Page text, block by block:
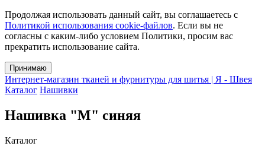
Продолжая использовать данный сайт, вы соглашаетесь с
Политикой использования cookie-файлов. Если вы не
согласны с каким-либо условием Политики, просим вас
прекратить использование сайта.
Принимаю
Интернет-магазин тканей и фурнитуры для шитья | Я - Швея
Каталог Нашивки
Нашивка "М" синяя
Каталог